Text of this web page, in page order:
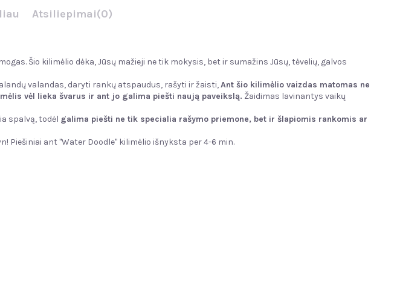
Atsiliepimai(0)
Šio kilimėlio dėka, Jūsų mažieji ne tik mokysis, bet ir sumažins Jūsų, tėvelių, galvos
valandas, daryti rankų atspaudus, rašyti ir žaisti,Ant šio kilimėlio vaizdas matomas ne
vėl lieka švarus ir ant jo galima piešti naują paveikslą. Žaidimas lavinantys vaikų
spalvą, todėl galima piešti ne tik specialia rašymo priemone, bet ir šlapiomis rankomis ar
Piešiniai ant "Water Doodle" kilimėlio išnyksta per 4-6 min.